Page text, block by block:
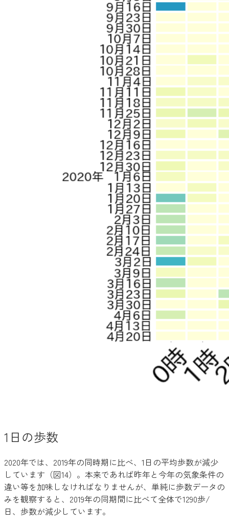
1日の歩数
2020年では、2019年の同時期に比べ、1日の平均歩数が減少
しています（図14）。本来であれば昨年と今年の気象条件の
違い等を加味しなければなりませんが、単純に歩数データの
みを観察すると、2019年の同期間に比べて全体で1290歩/
日、歩数が減少しています。